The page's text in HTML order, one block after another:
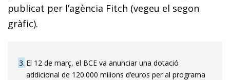
publicat per l’agència Fitch (vegeu el segon
gràfic).
3 El 12 de març, el BCE va anunciar una dotació
addicional de 120.000 milions d’euros per al programa